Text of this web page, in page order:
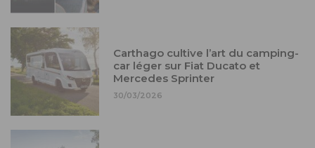
Carthago cultive l’art du camping-
car léger sur Fiat Ducato et
Mercedes Sprinter
30/03/2026